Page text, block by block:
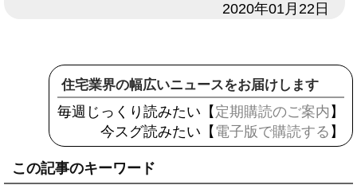
2020年01月22日
住宅業界の幅広いニュースをお届けします
毎週じっくり読みたい【 定期購読のご案内 】
今スグ読みたい【 電子版で購読する 】
この記事のキーワード